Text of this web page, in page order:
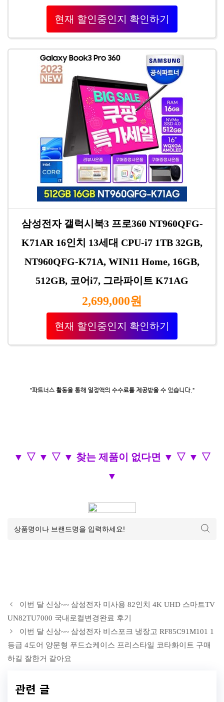
현재 할인중인지 확인하기
삼성전자 갤럭시북3 프로360 NT960QFG-
K71AR 16인치 13세대 CPU-i7 1TB 32GB,
NT960QFG-K71A, WIN11 Home, 16GB,
512GB, 코어i7, 그라파이트 K71AG
2,699,000원
현재 할인중인지 확인하기
▼ ▽ ▼ ▽ ▼ 찾는 제품이 없다면 ▼ ▽ ▼ ▽
▼
이번 달 신상~~ 삼성전자 미사용 82인치 4K UHD 스마트TV
UN82TU7000 국내로컬변경완료 후기
이번 달 신상~~ 삼성전자 비스포크 냉장고 RF85C91M101 1
등급 4도어 양문형 푸드쇼케이스 프리스타일 코타화이트 구매
하길 잘한거 같아요
관련 글